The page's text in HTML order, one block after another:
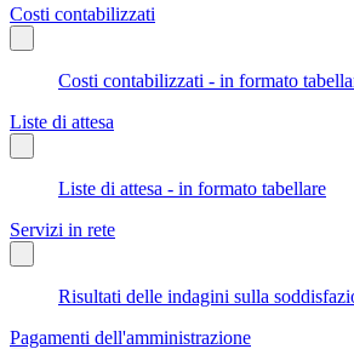
Costi contabilizzati
Costi contabilizzati - in formato
Liste di attesa
Liste di attesa - in formato tabellare
Servizi in rete
Risultati delle indagini sulla
Pagamenti dell'amministrazione